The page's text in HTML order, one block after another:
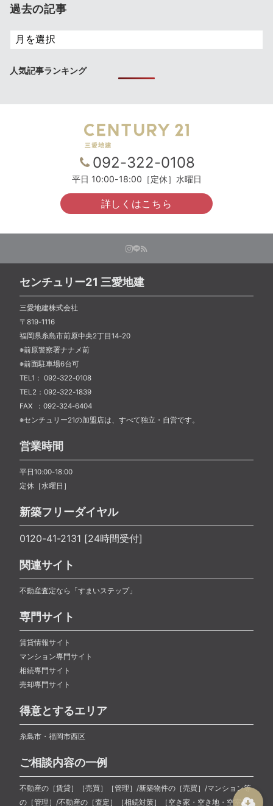
ち
グ
過去の記事
過
去
記
人気記事ランキング
092-322-0108
平日 10:00-18:00［定休］水曜日
詳しくはこちら
センチュリー21 三愛地建
三愛地建株式会社
〒819-1116
福岡県糸島市前原中央2丁目14-20
※前原警察署ナナメ前
※前面駐車場6台可
TEL1： 092-322-0108
TEL2：092-322-1839
FAX ：092-324-6404
※センチュリー21の加盟店は、すべて独立・自営です。
営業時間
平日10:00-18:00
定休［水曜日］
新築フリーダイヤル
0120-41-2131 [24時間受付]
関連サイト
不動産査定なら「すまいステップ」
専門サイト
賃貸情報サイト
マンション専門サイト
相続専門サイト
売却専門サイト
得意とするエリア
糸島市・福岡市西区
ご相談内容の一例
不動産の［賃貸］［売買］［管理］/新築物件の［売買］/マンション等
の［管理］/不動産の［査定］［相続対策］［空き家・空き地・空室対